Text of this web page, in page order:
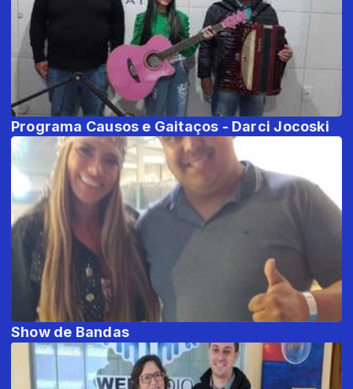
Programa Causos e Gaitaços - Darci Jocoski
Show de Bandas